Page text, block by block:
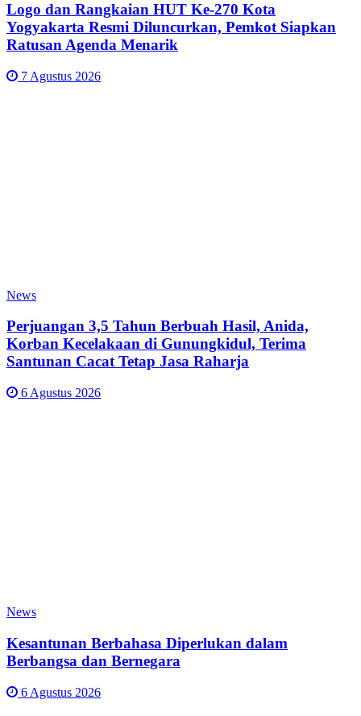
Logo dan Rangkaian HUT Ke-270 Kota
Yogyakarta Resmi Diluncurkan, Pemkot Siapkan
Ratusan Agenda Menarik
7 Agustus 2026
News
Perjuangan 3,5 Tahun Berbuah Hasil, Anida,
Korban Kecelakaan di Gunungkidul, Terima
Santunan Cacat Tetap Jasa Raharja
6 Agustus 2026
News
Kesantunan Berbahasa Diperlukan dalam
Berbangsa dan Bernegara
6 Agustus 2026